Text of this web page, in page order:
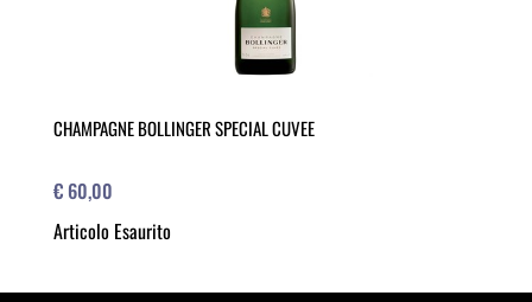
CHAMPAGNE BOLLINGER SPECIAL CUVEE
€ 60,00
Articolo Esaurito